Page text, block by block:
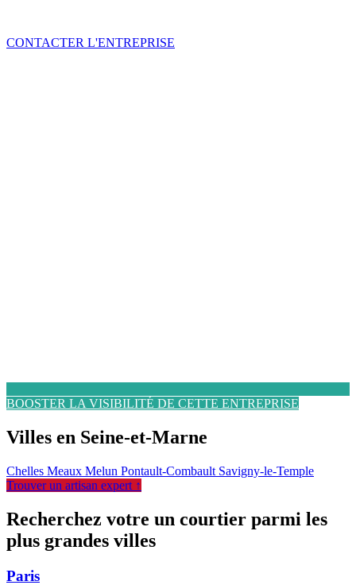
CONTACTER L'ENTREPRISE
BOOSTER LA VISIBILITÉ DE CETTE ENTREPRISE
Villes en Seine-et-Marne
Chelles Meaux Melun Pontault-Combault Savigny-le-Temple
Trouver un artisan expert ↑
Recherchez votre un courtier parmi les
plus grandes villes
Paris